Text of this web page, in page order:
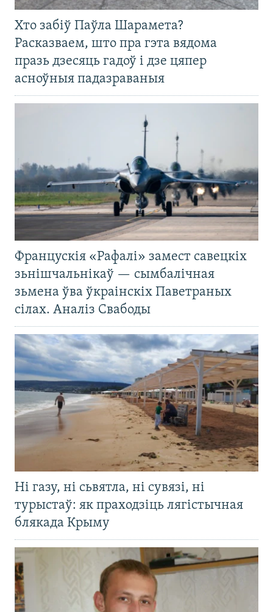
Хто забіў Паўла Шарамета?
Расказваем, што пра гэта вядома
празь дзесяць гадоў і дзе цяпер
асноўныя падазраваныя
Францускія «Рафалі» замест савецкіх
зьнішчальнікаў — сымбалічная
зьмена ўва ўкраінскіх Паветраных
сілах. Аналіз Свабоды
Ні газу, ні сьвятла, ні сувязі, ні
турыстаў: як праходзіць лягістычная
блякада Крыму